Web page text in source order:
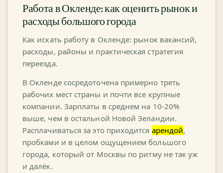
Работа в Окленде: как оценить рынок и
расходы большого города
Как искать работу в Окленде: рынок вакансий,
расходы, районы и практическая стратегия
переезда.
В Окленде сосредоточена примерно треть
рабочих мест страны и почти все крупные
компании. Зарплаты в среднем на 10-20%
выше, чем в остальной Новой Зеландии.
Расплачиваться за это приходится арендой,
пробками и в целом ощущением большого
города, который от Москвы по ритму не так уж
и далёк.